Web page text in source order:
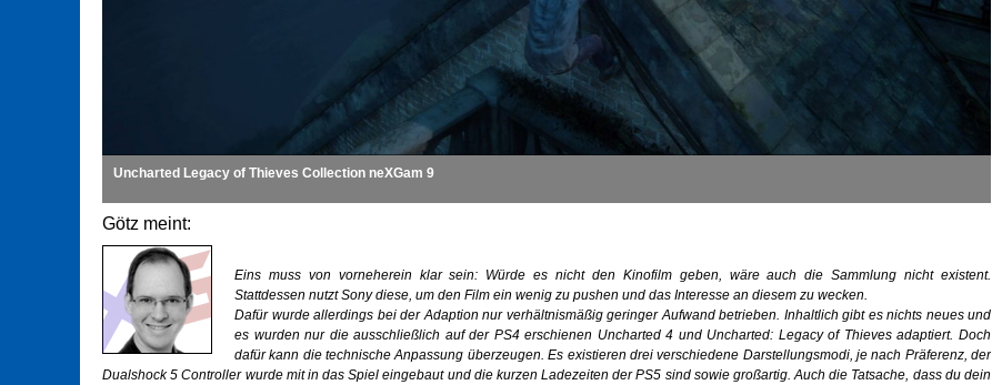
Uncharted Legacy of Thieves Collection neXGam 9
Götz meint:
Eins muss von vorneherein klar sein: Würde es nicht den Kinofilm geben, wäre auch die Sammlung nicht existent.
Stattdessen nutzt Sony diese, um den Film ein wenig zu pushen und das Interesse an diesem zu wecken.
Dafür wurde allerdings bei der Adaption nur verhältnismäßig geringer Aufwand betrieben. Inhaltlich gibt es nichts neues und
es wurden nur die ausschließlich auf der PS4 erschienen Uncharted 4 und Uncharted: Legacy of Thievesadaptiert. Doch
dafür kann die technische Anpassung überzeugen. Es existieren drei verschiedene Darstellungsmodi, je nach Präferenz, der
Dualshock 5 Controller wurde mit in das Spiel eingebaut und die kurzen Ladezeiten der PS5 sind sowie großartig. Auch die Tatsache, dass du dein